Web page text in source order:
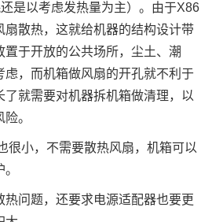
是以考虑发热量为主）。由于X86
扇散热，这就给机器的结构设计带
于开放的公共场所，尘土、潮
虑，而机箱做风扇的开孔就不利于
了就需要对机器拆机箱做清理，以
。
很小，不需要散热风扇，机箱可以
热问题，还要求电源适配器也要更